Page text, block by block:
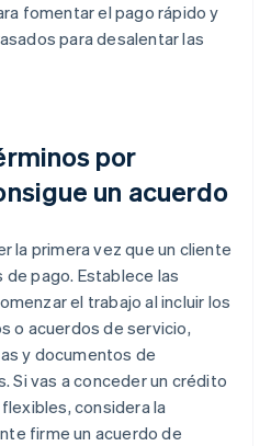
fomentar el pago rápido y
para desalentar las
por
un acuerdo
la primera vez que un cliente
pago. Establece las
el trabajo al incluir los
o acuerdos de servicio,
y documentos de
Si vas a conceder un crédito
considera la
firme un acuerdo de